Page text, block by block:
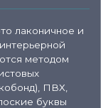
лаконичное и
методом
ПВХ,
буквы